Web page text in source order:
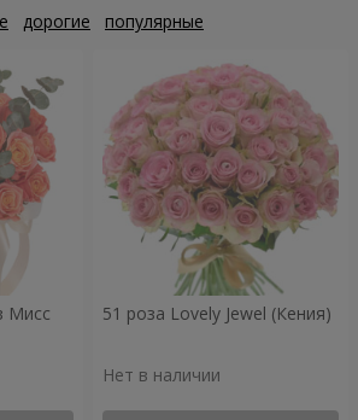
дорогие популярные
Мисс 51 роза Lovely Jewel (Кения)
Нет в наличии